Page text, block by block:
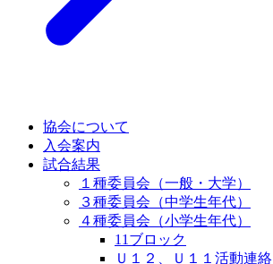
協会について
入会案内
試合結果
１種委員会（一般・大学）
３種委員会（中学生年代）
４種委員会（小学生年代）
11ブロック
Ｕ１２、Ｕ１１活動連絡